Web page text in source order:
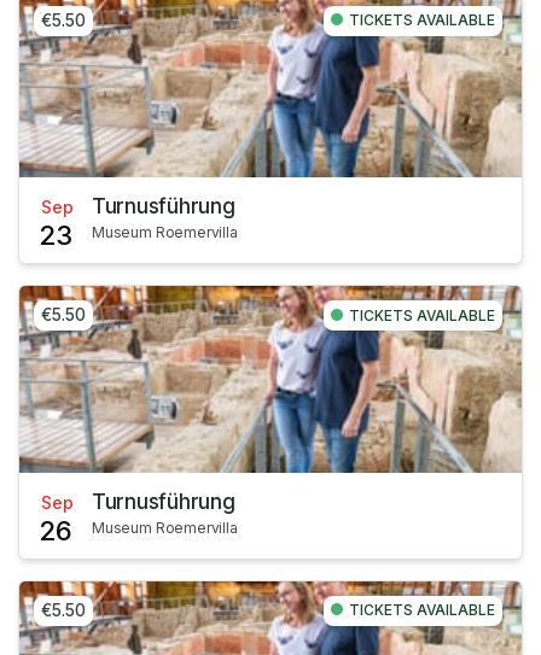
€5.50 TICKETS AVAILABLE
Sep
23
Turnusführung
Museum Roemervilla
€5.50 TICKETS AVAILABLE
Sep
26
Turnusführung
Museum Roemervilla
€5.50 TICKETS AVAILABLE